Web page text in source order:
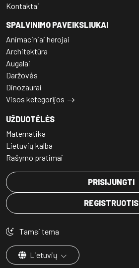
Kontaktai
SPALVINIMO PAVEIKSLIUKAI
Animaciniai herojai
Architektūra
Augalai
Daržovės
Dinozaurai
Visos ketegorijos
UŽDUOTĖLĖS
Matematika
Lietuvių kalba
Rašymo pratimai
PRISIJUNGTI
REGISTRUOTIS
Tamsi tema
Lietuvių